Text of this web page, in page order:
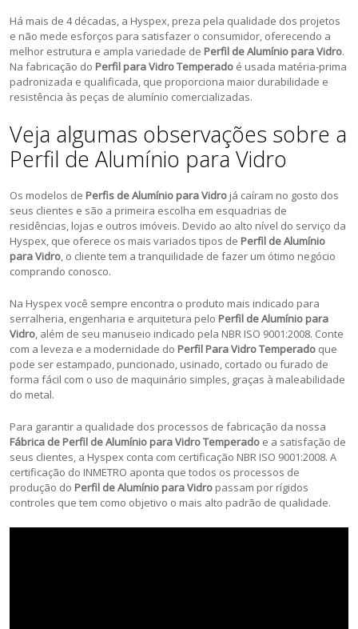
Há mais de 4 décadas, a Hyspex, preza pela qualidade dos projetos
e não mede esforços para satisfazer o consumidor, oferecendo a
melhor estrutura e ampla variedade de Perfil de Alumínio para Vidro.
Na fabricação do Perfil para Vidro Temperado é usada matéria-prima
padronizada e qualificada, que proporciona maior durabilidade e
resistência às peças de alumínio comercializadas.
Veja algumas observações sobre a
Perfil de Alumínio para Vidro
Os modelos de Perfis de Alumínio para Vidro já caíram no gosto dos
seus clientes e são a primeira escolha em esquadrias de
residências, lojas e outros imóveis. Devido ao alto nível do serviço da
Hyspex, que oferece os mais variados tipos de Perfil de Alumínio
para Vidro, o cliente tem a tranquilidade de fazer um ótimo negócio
comprando conosco.
Na Hyspex você sempre encontra o produto mais indicado para
serralheria, engenharia e arquitetura pelo Perfil de Alumínio para
Vidro, além de seu manuseio indicado pela NBR ISO 9001:2008. Conte
com a leveza e a modernidade do Perfil Para Vidro Temperado que
pode ser estampado, puncionado, usinado, cortado ou furado de
forma fácil com o uso de maquinário simples, graças à maleabilidade
do metal.
Para garantir a qualidade dos processos de fabricação da nossa
Fábrica de Perfil de Alumínio para Vidro Temperado e a satisfação de
seus clientes, a Hyspex conta com certificação NBR ISO 9001:2008. A
certificação do INMETRO aponta que todos os processos de
produção do Perfil de Alumínio para Vidro passam por rígidos
controles que tem como objetivo o mais alto padrão de qualidade.